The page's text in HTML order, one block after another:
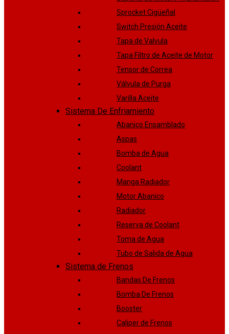
Sprocket Cigüeñal
Switch Presión Aceite
Tapa de Valvula
Tapa Filtro de Aceite de Motor
Tensor de Correa
Válvula de Purga
Varilla Aceite
Sistema De Enfriamiento
Abanico Ensamblado
Aspas
Bomba de Agua
Coolant
Manga Radiador
Motor Abanico
Radiador
Reserva de Coolant
Toma de Agua
Tubo de Salida de Agua
Sistema de Frenos
Bandas De Frenos
Bomba De Frenos
Booster
Caliper de Frenos